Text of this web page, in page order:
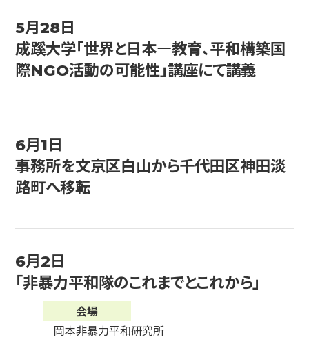
5月28日
成蹊大学「世界と日本―教育、平和構築国
際NGO活動の可能性」講座にて講義
6月1日
事務所を文京区白山から千代田区神田淡
路町へ移転
6月2日
「非暴力平和隊のこれまでとこれから」
会場
岡本非暴力平和研究所